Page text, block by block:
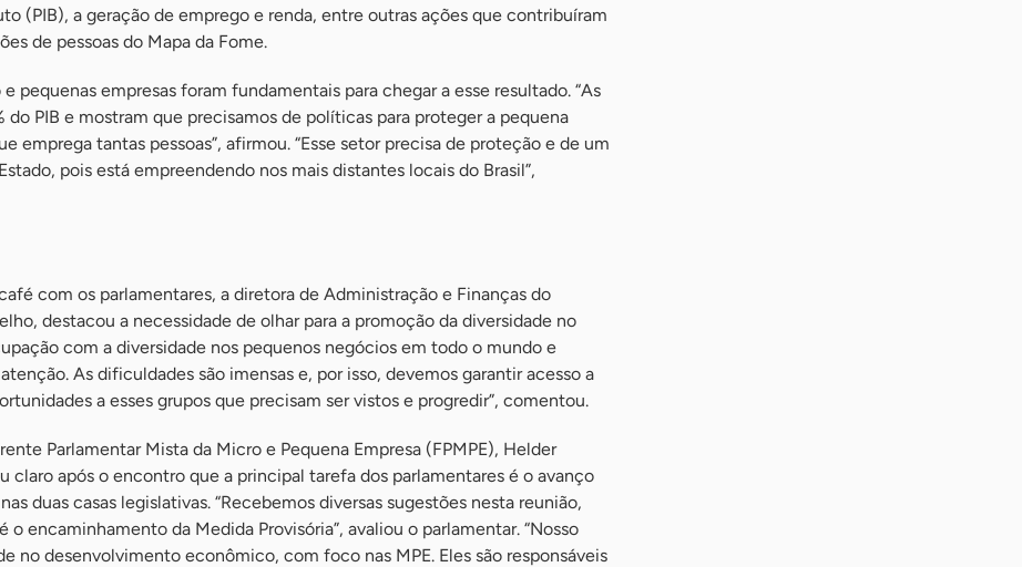
(PIB), a geração de emprego e renda, entre outras ações que contribuíram
de pessoas do Mapa da Fome.
pequenas empresas foram fundamentais para chegar a esse resultado. “As
do PIB e mostram que precisamos de políticas para proteger a pequena
emprega tantas pessoas”, afirmou. “Esse setor precisa de proteção e de um
pois está empreendendo nos mais distantes locais do Brasil”,
com os parlamentares, a diretora de Administração e Finanças do
destacou a necessidade de olhar para a promoção da diversidade no
com a diversidade nos pequenos negócios em todo o mundo e
As dificuldades são imensas e, por isso, devemos garantir acesso a
a esses grupos que precisam ser vistos e progredir”, comentou.
Parlamentar Mista da Micro e Pequena Empresa (FPMPE), Helder
claro após o encontro que a principal tarefa dos parlamentares é o avanço
duas casas legislativas. “Recebemos diversas sugestões nesta reunião,
o encaminhamento da Medida Provisória”, avaliou o parlamentar. “Nosso
no desenvolvimento econômico, com foco nas MPE. Eles são responsáveis